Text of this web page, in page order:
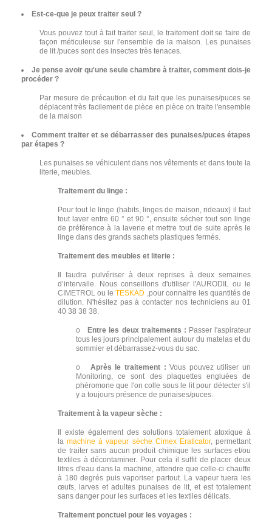
Est-ce-que je peux traiter seul ?
Vous pouvez tout à fait traiter seul, le traitement doit se faire de
façon méticuleuse sur l'ensemble de la maison. Les punaises
de lit /puces sont des insectes très tenaces.
Je pense avoir qu'une seule chambre à traiter, comment dois-je
procéder ?
Par mesure de précaution et du fait que les punaises/puces se
déplacent très facilement de pièce en pièce on traite l'ensemble
de la maison
Comment traiter et se débarrasser des punaises/puces étapes
par étapes ?
Les punaises se véhiculent dans nos vêtements et dans toute la
literie, meubles.
Traitement du linge :
Pour tout le linge (habits, linges de maison, rideaux) il faut
tout laver entre 60 ° et 90 °, ensuite sécher tout son linge
de préférence à la laverie et mettre tout de suite après le
linge dans des grands sachets plastiques fermés.
Traitement des meubles et literie :
Il faudra pulvériser à deux reprises à deux semaines
d’intervalle. Nous conseillons d'utiliser l'AURODIL ou le
CIMETROL ou leTESKAD ,pour connaitre les quantités de
dilution. N'hésitez pas à contacter nos techniciens au 01
40 38 38 38.
o Entre les deux traitements : Passer l'aspirateur
tous les jours principalement autour du matelas et du
sommier et débarrassez-vous du sac.
o Après le traitement :Vous pouvez utiliser un
Monitoring, ce sont des plaquettes engluées de
phéromone que l'on colle sous le lit pour détecter s'il
y a toujours présence de punaises/puces.
Traitement à la vapeur sèche :
Il existe également des solutions totalement atoxique à
lamachine à vapeur sèche Cimex Eraticator, permettant
de traiter sans aucun produit chimique les surfaces et/ou
textiles à décontaminer. Pour cela il suffit de placer deux
litres d'eau dans la machine, attendre que celle-ci chauffe
à 180 degrés puis vaporiser partout. La vapeur tuera les
œufs, larves et adultes punaises de lit, et est totalement
sans danger pour les surfaces et les textiles délicats.
Traitement ponctuel pour les voyages :